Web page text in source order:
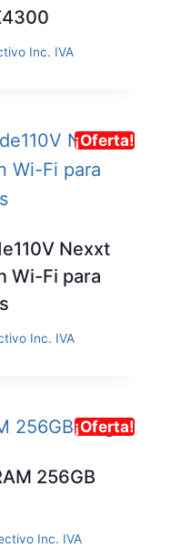
Inc. IVA
¡Oferta!
Nexxt
Wi-Fi para
Inc. IVA
¡Oferta!
256GB
Inc. IVA